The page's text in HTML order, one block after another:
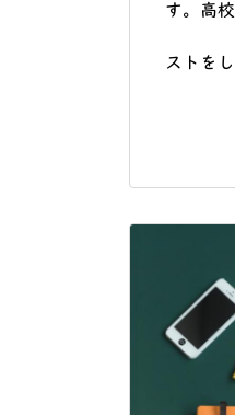
す。高
ストを